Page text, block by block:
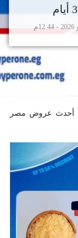
أحدث عروض مصر